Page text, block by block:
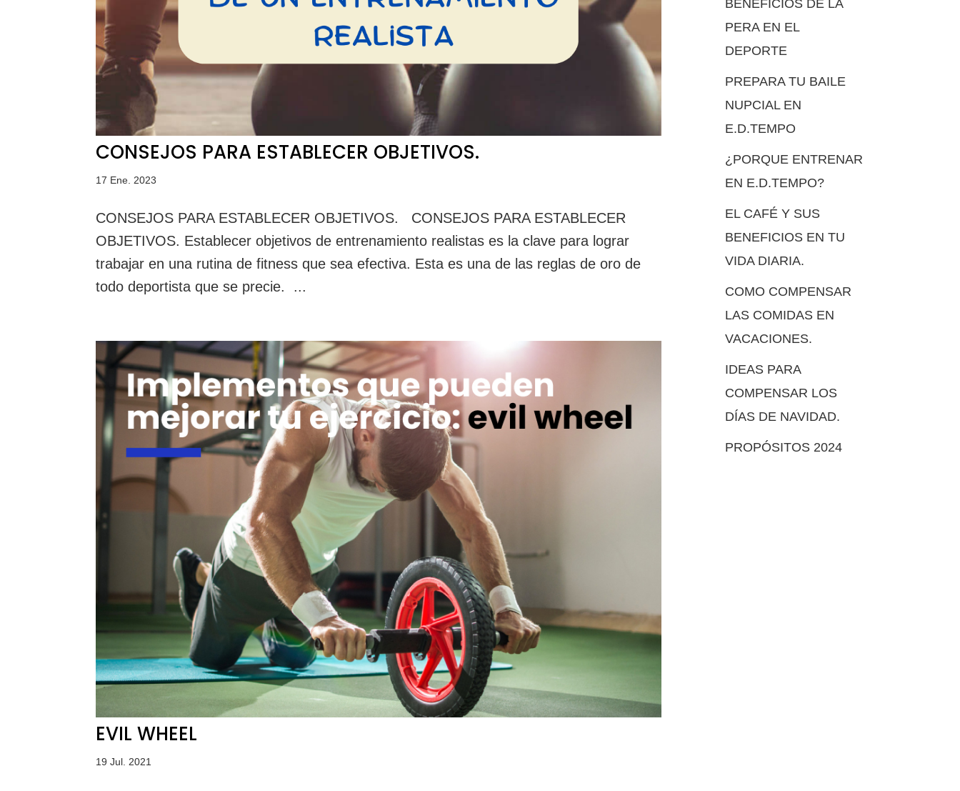
CONSEJOS PARA ESTABLECER OBJETIVOS.
17 Ene. 2023
CONSEJOS PARA ESTABLECER OBJETIVOS. CONSEJOS PARA ESTABLECER
OBJETIVOS. Establecer objetivos de entrenamiento realistas es la clave para lograr
trabajar en una rutina de fitness que sea efectiva. Esta es una de las reglas de oro de
todo deportista que se precie. ...
EVIL WHEEL
19 Jul. 2021
BENEFICIOS DE LA
PERA EN EL
DEPORTE
PREPARA TU BAILE
NUPCIAL EN
E.D.TEMPO
¿PORQUE ENTRENAR
EN E.D.TEMPO?
EL CAFÉ Y SUS
BENEFICIOS EN TU
VIDA DIARIA.
COMO COMPENSAR
LAS COMIDAS EN
VACACIONES.
IDEAS PARA
COMPENSAR LOS
DÍAS DE NAVIDAD.
PROPÓSITOS 2024